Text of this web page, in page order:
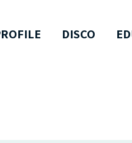
DISCO